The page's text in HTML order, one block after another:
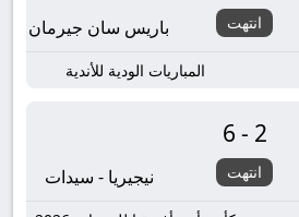
انتهت باريس سان جيرمان
المباريات الودية للأندية
6-2
انتهت نيجيريا - سيدات